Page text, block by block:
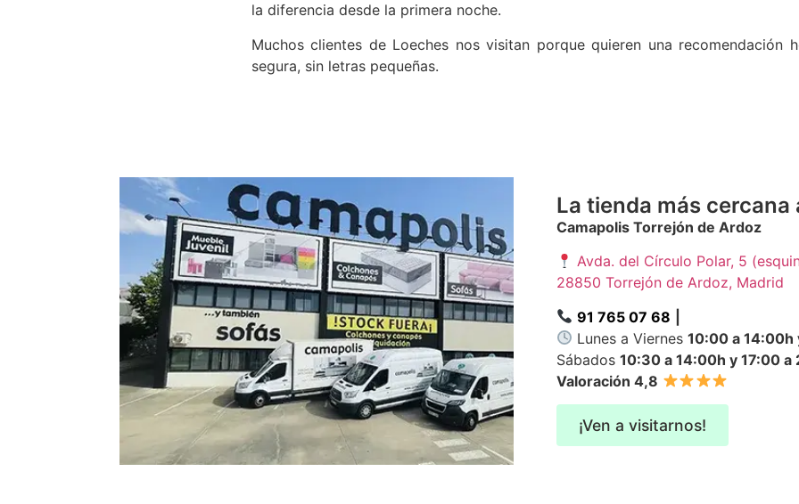
la diferencia desde la primera noche.
Muchos clientes de Loeches nos visitan porque quieren una recomendación
segura, sin letras pequeñas.
La tienda más cercana
Camapolis Torrejón de Ardoz
Avda. del Círculo Polar, 5
28850 Torrejón de Ardoz, Madrid
91 765 07 68
Lunes a Viernes10:00 a 14:00h
Sábados 10:30 a 14:00h y 17:00 a
Valoración 4,8
¡Ven a visitarnos!